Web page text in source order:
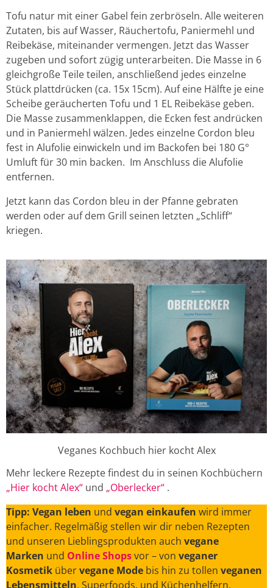
Tofu natur mit einer Gabel fein zerbröseln. Alle weiteren
Zutaten, bis auf Wasser, Räuchertofu, Paniermehl und
Reibekäse, miteinander vermengen. Jetzt das Wasser
zugeben und sofort zügig unterarbeiten. Die Masse in 6
gleichgroße Teile teilen, anschließend jedes einzelne
Stück plattdrücken (ca. 15x 15cm). Auf eine Hälfte je eine
Scheibe geräucherten Tofu und 1 EL Reibekäse geben.
Die Masse zusammenklappen, die Ecken fest andrücken
und in Paniermehl wälzen. Jedes einzelne Cordon bleu
fest in Alufolie einwickeln und im Backofen bei 180 G°
Umluft für 30 min backen. Im Anschluss die Alufolie
entfernen.
Jetzt kann das Cordon bleu in der Pfanne gebraten
werden oder auf dem Grill seinen letzten „Schliff“
kriegen.
Veganes Kochbuch hier kocht Alex
Mehr leckere Rezepte findest du in seinen Kochbüchern
„Hier kocht Alex“ und „Oberlecker“ .
Tipp: Vegan leben und vegan einkaufen wird immer
einfacher. Regelmäßig stellen wir dir neben Rezepten
und unseren Lieblingsprodukten auch vegane
Marken und Online Shopsvor – von veganer
Kosmetik übervegane Mode bis hin zu tollen veganen
Lebensmitteln, Superfoods, und Küchenhelfern.